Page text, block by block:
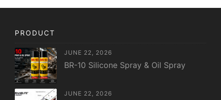
PRODUCT
JUNE 22, 2026
BR-10 Silicone Spray & Oil Spray
JUNE 22, 2026